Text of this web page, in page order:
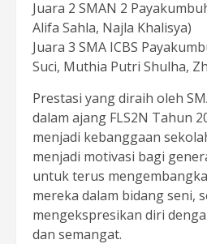
Juara 2 SMAN 2
Alifa Sahla, Najla Khalisya)
Juara 3 SMA ICBS
Suci, Muthia Putri Shulha,
Prestasi yang diraih oleh
dalam ajang FLS2N Tahun
menjadi kebanggaan
menjadi motivasi bagi
untuk terus
mereka dalam bidang seni,
mengekspresikan diri
dan semangat.